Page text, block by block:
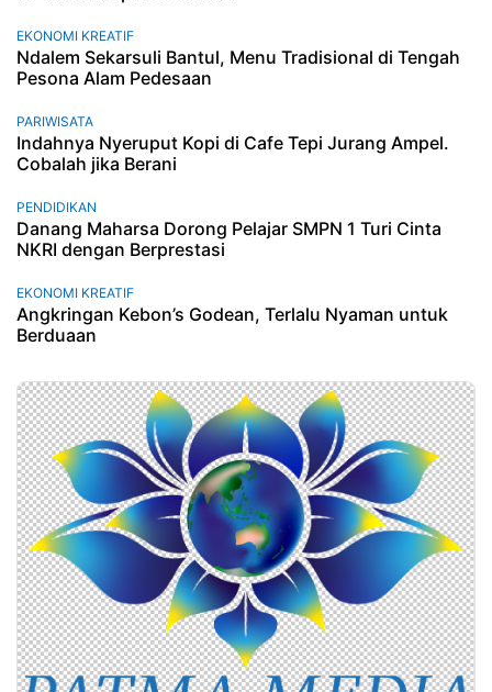
EKONOMI KREATIF
Ndalem Sekarsuli Bantul, Menu Tradisional di Tengah
Pesona Alam Pedesaan
PARIWISATA
Indahnya Nyeruput Kopi di Cafe Tepi Jurang Ampel.
Cobalah jika Berani
PENDIDIKAN
Danang Maharsa Dorong Pelajar SMPN 1 Turi Cinta
NKRI dengan Berprestasi
EKONOMI KREATIF
Angkringan Kebon’s Godean, Terlalu Nyaman untuk
Berduaan